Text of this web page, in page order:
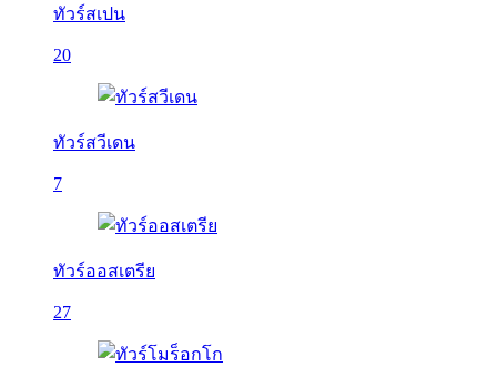
ทัวร์สเปน
20
ทัวร์สวีเดน
7
ทัวร์ออสเตรีย
27